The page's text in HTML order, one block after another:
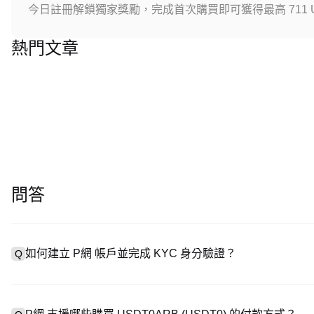
今日註冊解鎖獨家獎勵，完成首次購買即可獲得最高 711
熱門文章
問答
Q 如何建立 P網 帳戶並完成 KYC 身分驗證？